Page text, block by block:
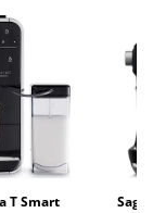
T Smart Sage